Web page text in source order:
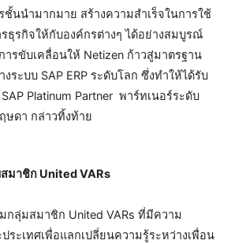
ชั้นนำมากมาย สร้างความสำเร็จในการใช้
ธุรกิจให้กับองค์กรต่างๆ ได้อย่างสมบูรณ์
รขับเคลื่อนให้ Netizen ก้าวสู่มาตรฐาน
ระบบ SAP ERP ระดับโลก ซึ่งทำให้ได้รับ
Platinum Partner พาร์ทเนอร์ระดับ
ษดา กล่าวทิ้งท้าย
มาชิก United VARs
กลุ่มสมาชิก United VARs ที่มีความ
ระเทศเพื่อแลกเปลี่ยนความรู้ระหว่างเพื่อน